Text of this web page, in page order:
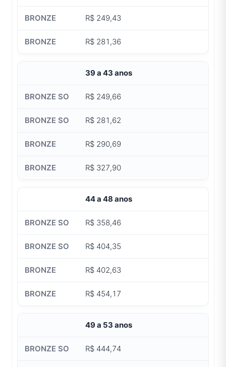
R$ 249,43
R$ 281,36
39 a 43 anos
R$ 249,66
R$ 281,62
R$ 290,69
R$ 327,90
44 a 48 anos
R$ 358,46
R$ 404,35
R$ 402,63
R$ 454,17
49 a 53 anos
R$ 444,74